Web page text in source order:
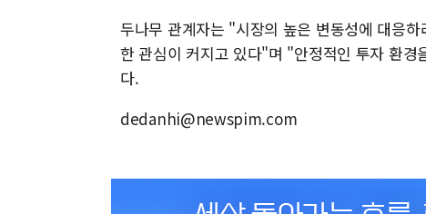
두나무 관계자는 "시장의 높은 변동성에 대응
한 관심이 커지고 있다"며 "안정적인 투자 환
다.
dedanhi@newspim.com